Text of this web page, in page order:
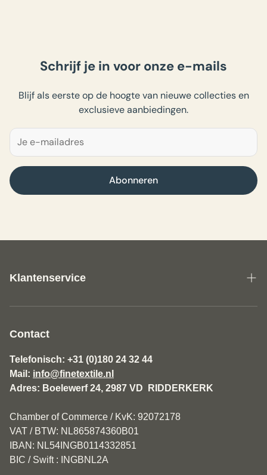
Schrijf je in voor onze e-mails
Blijf als eerste op de hoogte van nieuwe collecties en
exclusieve aanbiedingen.
Abonneren
Klantenservice
Over ons
Algemene Voorwaarden Fine Textile
Disclaimer
Privacy Policy
Klantenservice
Contact
Telefonisch: +31 (0)180 24 32 44
Mail: info@finetextile.nl
Adres: Boelewerf 24, 2987 VD RIDDERKERK
Chamber of Commerce / KvK: 92072178
VAT / BTW: NL865874360B01
IBAN: NL54INGB0114332851
BIC / Swift : INGBNL2A